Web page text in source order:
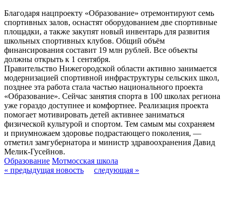
Благодаря нацпроекту «Образование» отремонтируют семь
спортивных залов, оснастят оборудованием две спортивные
площадки, а также закупят новый инвентарь для развития
школьных спортивных клубов. Общий объём
финансирования составит 19 млн рублей. Все объекты
должны открыть к 1 сентября.
Правительство Нижегородской области активно занимается
модернизацией спортивной инфраструктуры сельских школ,
позднее эта работа стала частью национального проекта
«Образование». Сейчас занятия спорта в 100 школах региона
уже гораздо доступнее и комфортнее. Реализация проекта
помогает мотивировать детей активнее заниматься
физической культурой и спортом. Тем самым мы сохраняем
и приумножаем здоровье подрастающего поколения, —
отметил замгубернатора и министр здравоохранения Давид
Мелик-Гусейнов.
Образование Мотмосская школа
« предыдущая новость
следующая »